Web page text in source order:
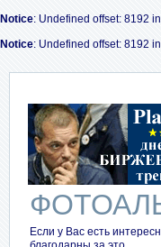
Notice: Undefined offset: 8192 in
Notice: Undefined offset: 8192 in
Если у Вас есть